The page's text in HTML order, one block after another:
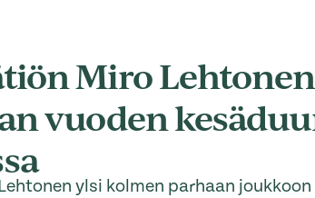
Miro
vuoden
ylsi kolmen parhaan